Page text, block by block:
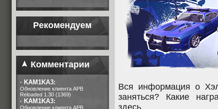
Рекомендуем
Комментарии
· KAM1KA3:
Обновление клиента APB
Reloaded 1.30 (1369)
· KAM1KA3:
Обновление клиента APB
Вся информация о
заняться? Какие
здесь.